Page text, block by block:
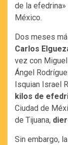
de la efedrina»
México.
Dos meses
Carlos
vez con
Ángel
Isquian Israel
kilos de
Ciudad de
de Tijuana,
Sin embargo,